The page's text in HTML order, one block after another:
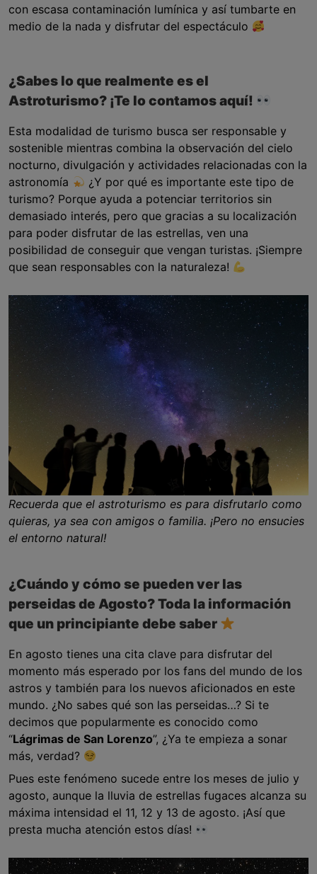
con escasa contaminación lumínica y así tumbarte en
medio de la nada y disfrutar del espectáculo
¿Sabes lo que realmente es el
Astroturismo? ¡Te lo contamos aquí!
Esta modalidad de turismo busca ser responsable y
sostenible mientras combina la observación del cielo
nocturno, divulgación y actividades relacionadas con la
astronomía
¿Y por qué es importante este tipo de
turismo? Porque ayuda a potenciar territorios sin
demasiado interés, pero que gracias a su localización
para poder disfrutar de las estrellas, ven una
posibilidad de conseguir que vengan turistas. ¡Siempre
que sean responsables con la naturaleza!
Recuerda que el astroturismo es para disfrutarlo como
quieras, ya sea con amigos o familia. ¡Pero no ensucies
el entorno natural!
¿Cuándo y cómo se pueden ver las
perseidas de Agosto? Toda la información
que un principiante debe saber
En agosto tienes una cita clave para disfrutar del
momento más esperado por los fans del mundo de los
astros y también para los nuevos aficionados en este
mundo. ¿No sabes qué son las perseidas…? Si te
decimos que popularmente es conocido como
“Lágrimas de San Lorenzo”, ¿Ya te empieza a sonar
más, verdad?
Pues este fenómeno sucede entre los meses de julio y
agosto, aunque la lluvia de estrellas fugaces alcanza su
máxima intensidad el 11, 12 y 13 de agosto. ¡Así que
presta mucha atención estos días!